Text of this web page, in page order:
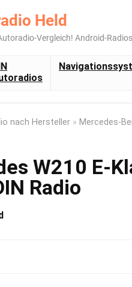
nach Hersteller » Mercedes-
W210 E-
Radio